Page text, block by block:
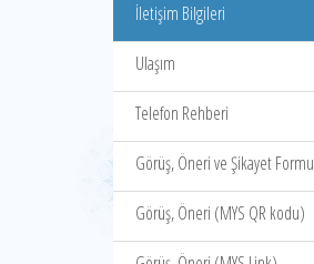
İletişim Bilgileri
Ulaşım
Telefon Rehberi
Görüş, Öneri ve Şikayet Formu
Görüş, Öneri (MYS QR kodu)